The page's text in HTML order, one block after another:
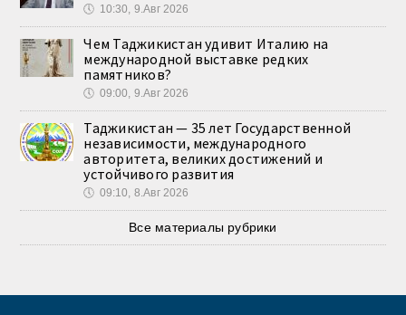
🕔 10:30, 9.Авг 2026
Чем Таджикистан удивит Италию на
международной выставке редких
памятников?
🕔 09:00, 9.Авг 2026
Таджикистан — 35 лет Государственной
независимости, международного
авторитета, великих достижений и
устойчивого развития
🕔 09:10, 8.Авг 2026
Все материалы рубрики